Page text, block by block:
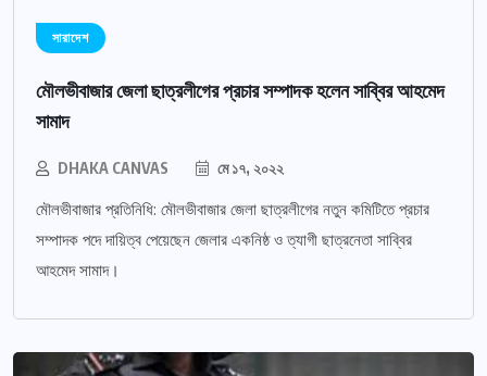
সারাদেশ
মৌলভীবাজার জেলা ছাত্রলীগের প্রচার সম্পাদক হলেন সাব্বির আহমেদ
সামাদ
DHAKA CANVAS মে ১৭, ২০২২
মৌলভীবাজার প্রতিনিধি: মৌলভীবাজার জেলা ছাত্রলীগের নতুন কমিটিতে প্রচার
সম্পাদক পদে দায়িত্ব পেয়েছেন জেলার একনিষ্ঠ ও ত্যাগী ছাত্রনেতা সাব্বির
আহমেদ সামাদ।